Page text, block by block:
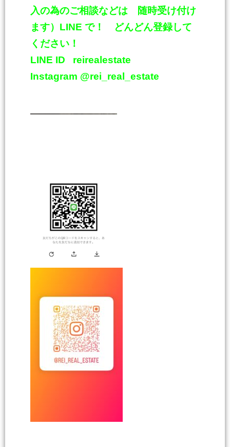
入の為のご相談などは 随時受け付け
ます） LINE で！ どんどん登録して
ください！
LINE ID reirealestate
Instagram @rei_real_estate